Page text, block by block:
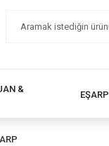
&
EŞARP